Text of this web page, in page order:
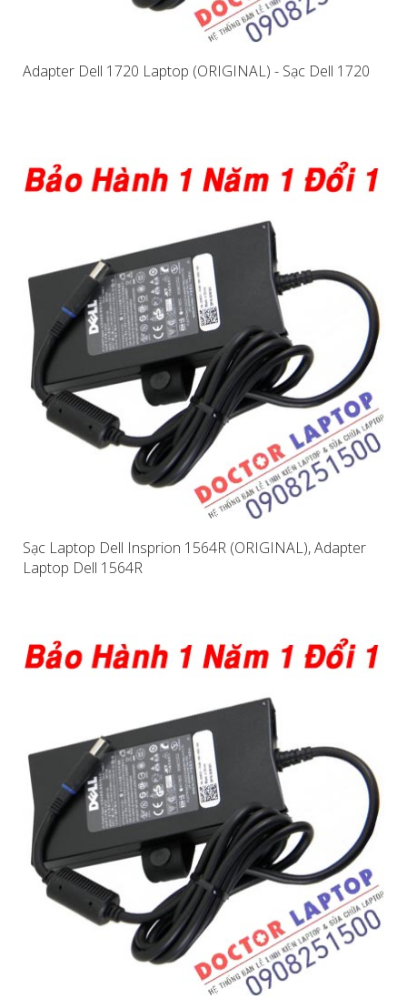
Adapter Dell 1720 Laptop (ORIGINAL) - Sạc Dell 1720
Sạc Laptop Dell Insprion 1564R (ORIGINAL), Adapter
Laptop Dell 1564R